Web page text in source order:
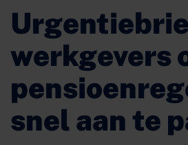
werkgevers
snel aan te